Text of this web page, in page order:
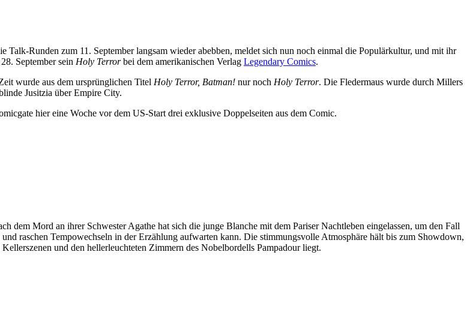
Talk-Runden zum 11. September langsam wieder abebben, meldet sich nun noch einmal die Populärkultur, und mit ihr
September sein Holy Terrorbei dem amerikanischen Verlag Legendary Comics.
wurde aus dem ursprünglichen Titel Holy Terror, Batman! nur noch Holy Terror. Die Fledermaus wurde durch Millers
Jusitzia über Empire City.
hier eine Woche vor dem US-Start drei exklusive Doppelseiten aus dem Comic.
dem Mord an ihrer Schwester Agathe hat sich die junge Blanche mit dem Pariser Nachtleben eingelassen, um den Fall
raschen Tempowechseln in der Erzählung aufwarten kann. Die stimmungsvolle Atmosphäre hält bis zum Showdown,
und den hellerleuchteten Zimmern des Nobelbordells Pampadour liegt.